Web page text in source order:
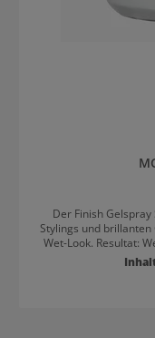
Der Finish
Stylings und